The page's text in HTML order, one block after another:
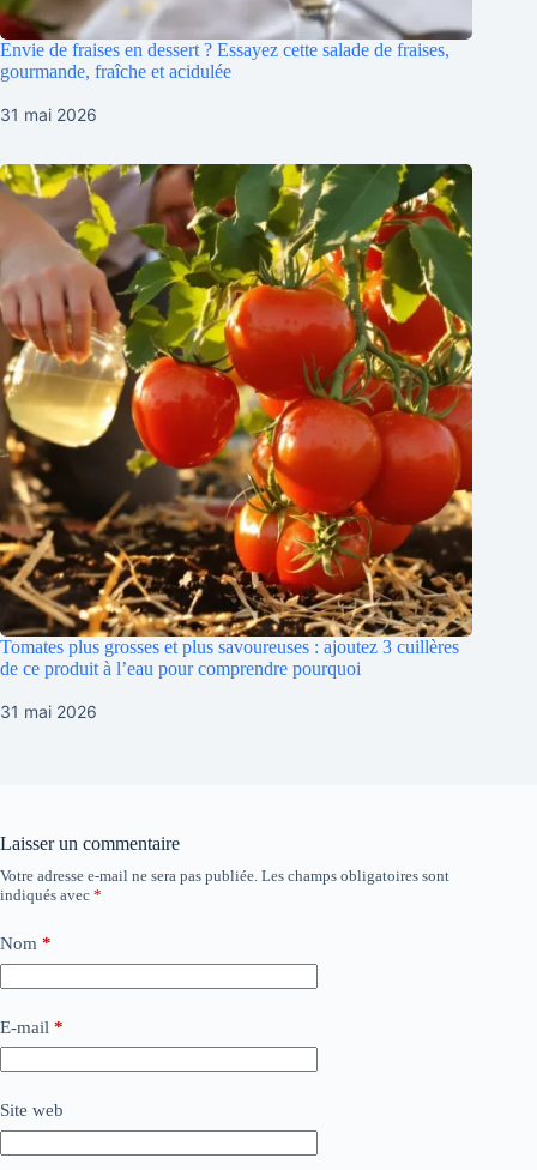
Envie de fraises en dessert ? Essayez cette salade de fraises,
gourmande, fraîche et acidulée
31 mai 2026
Tomates plus grosses et plus savoureuses : ajoutez 3 cuillères
de ce produit à l’eau pour comprendre pourquoi
31 mai 2026
Laisser un commentaire
Votre adresse e-mail ne sera pas publiée. Les champs obligatoires sont
indiqués avec *
Nom *
E-mail *
Site web